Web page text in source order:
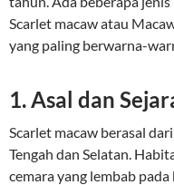
Scarlet macaw atau
yang paling berwarna-
1. Asal dan
Scarlet macaw berasal
Tengah dan Selatan.
cemara yang lembab